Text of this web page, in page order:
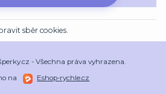
sběr cookies.
- Všechna práva vyhrazena.
na
Eshop-rychle.cz